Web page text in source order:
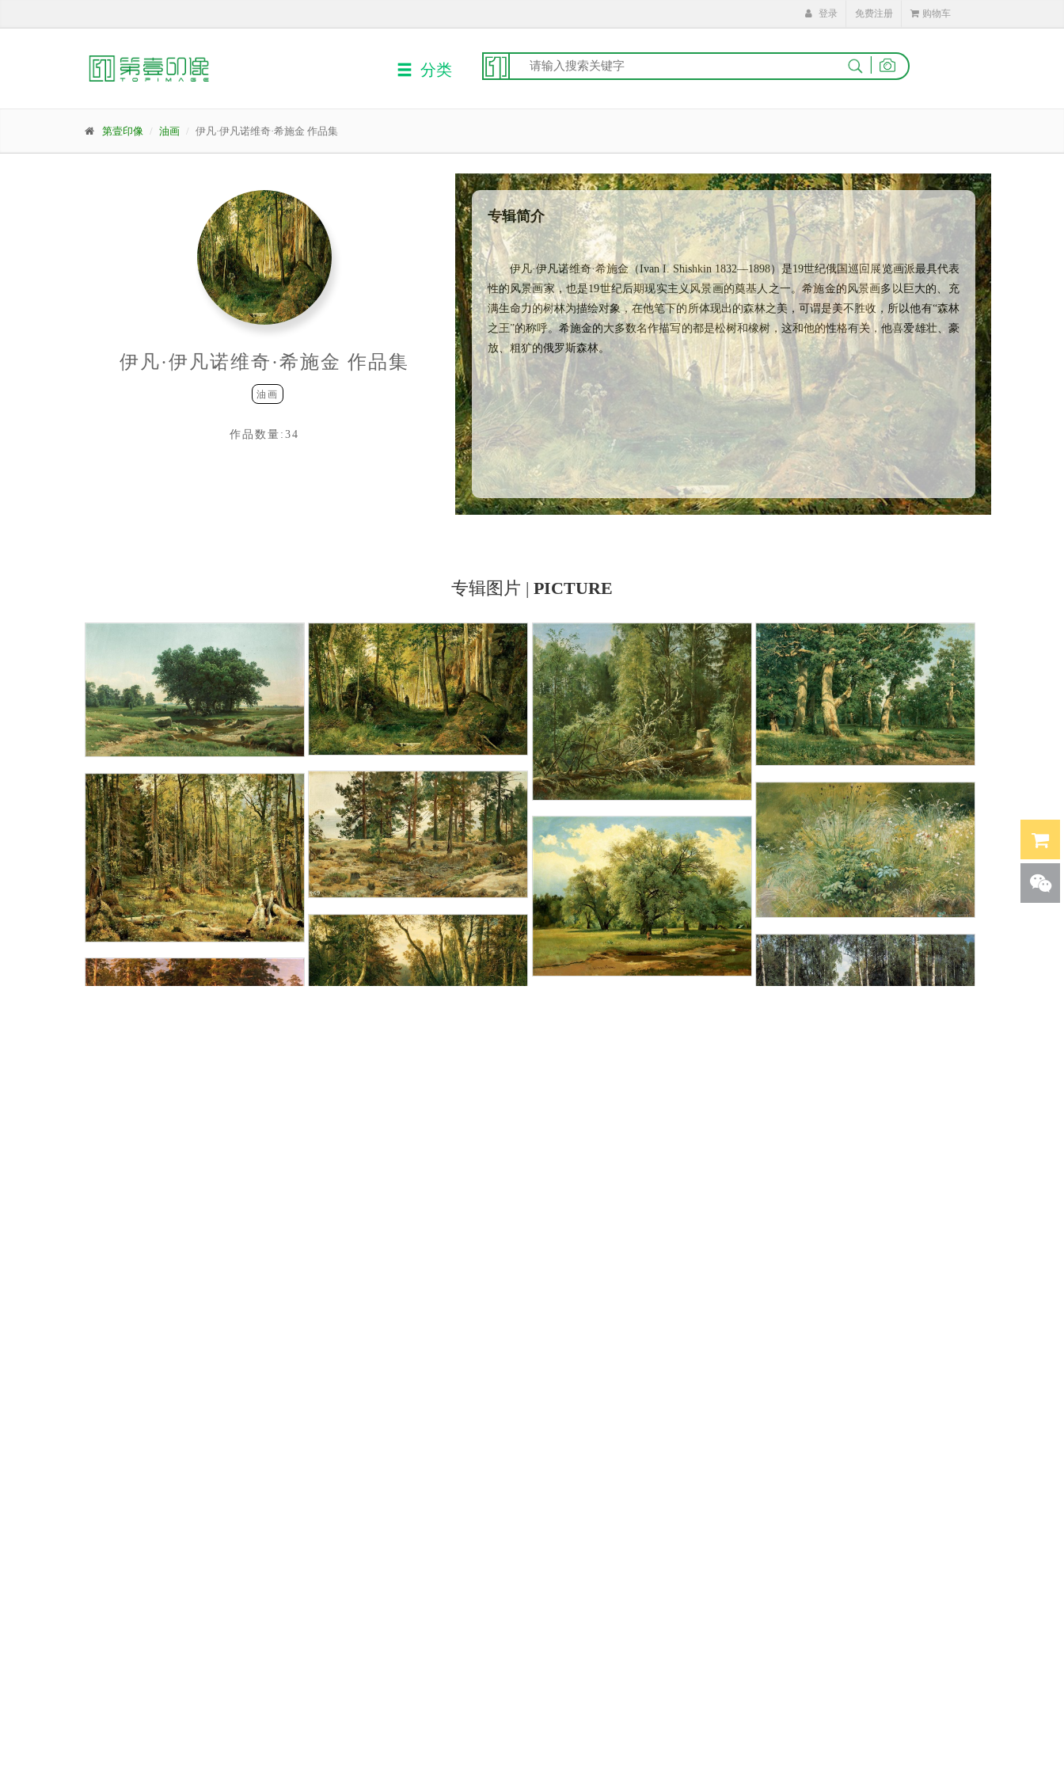
登录 免费注册 购物车
分类
第壹印像 油画 伊凡·伊凡诺维奇·希施金 作品集
伊凡·伊凡诺维奇·希施金 作品集
油画
作品数量: 34
专辑简介
伊凡·伊凡诺维奇·希施金（Ivan I. Shishkin 1832—1898）是19世纪俄国巡回展览画派最具代表
性的风景画家，也是19世纪后期现实主义风景画的奠基人之一。希施金的风景画多以巨大的、充
满生命力的树林为描绘对象，在他笔下的所体现出的森林之美，可谓是美不胜收，所以他有“森林
之王”的称呼。希施金的大多数名作描写的都是松树和橡树，这和他的性格有关，他喜爱雄壮、豪
放、粗犷的俄罗斯森林。
专辑图片 | PICTURE